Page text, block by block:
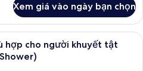
Xem giá vào ngày bạn chọn
hợp cho người khuyết tật